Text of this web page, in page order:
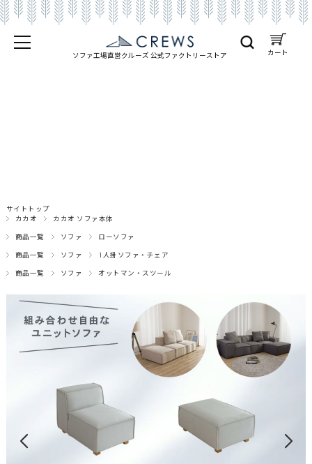
ソファ工場直営クルーズ 公式ファクトリーストア カート
サイトトップ
カカオ
カカオ ソファ本体
商品一覧 ソファ ローソファ
商品一覧 ソファ 1人掛ソファ・チェア
商品一覧 ソファ オットマン・スツール